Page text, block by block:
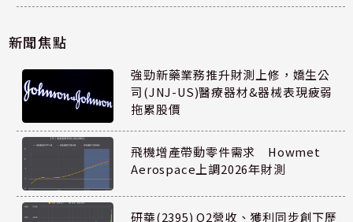
新聞焦點
強勁新藥業務推升財測上修，嬌生公
司(JNJ-US)醫療器材&器械表現疲弱
拖累股價
飛機增產帶動零件需求 Howmet
Aerospace上調2026年財測
研華(2395) Q2營收、獲利同步創下歷